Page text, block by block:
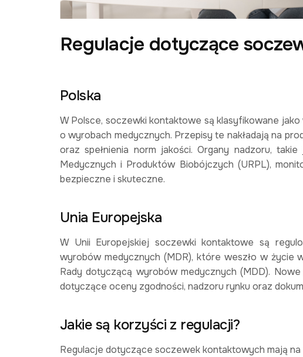
Regulacje dotyczące
Polska
W Polsce, soczewki kontaktowe są klasyfikowane
o wyrobach medycznych. Przepisy te nakładają na
oraz spełnienia norm jakości. Organy nadzoru,
Medycznych i Produktów Biobójczych (URPL),
bezpieczne i skuteczne.
Unia Europejska
W Unii Europejskiej soczewki kontaktowe są
wyrobów medycznych (MDR), które weszło w życie
Rady dotyczącą wyrobów medycznych (MDD).
dotyczące oceny zgodności, nadzoru rynku oraz
Jakie są korzyści z regulacji?
Regulacje dotyczące soczewek kontaktowych mają na